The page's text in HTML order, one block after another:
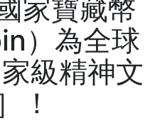
家寶藏幣
）為全球
級精神文
！